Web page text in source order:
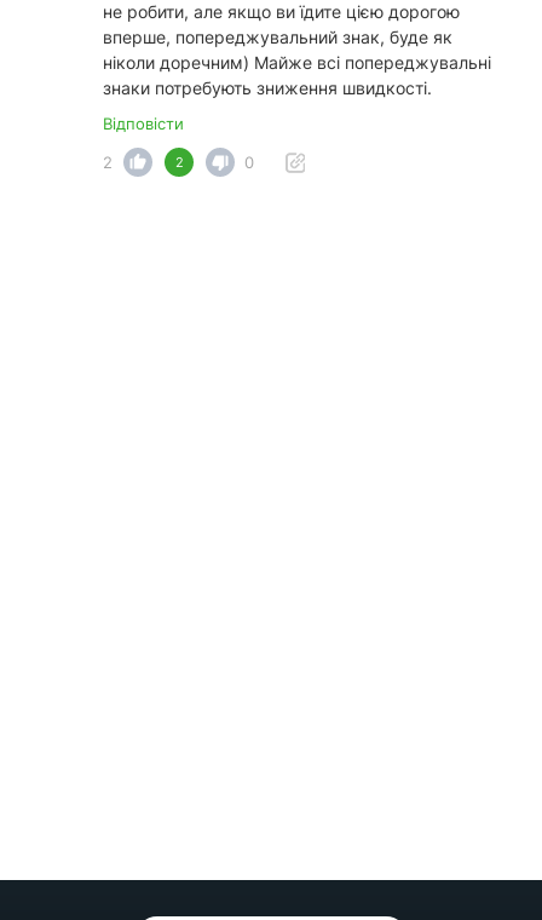
не робити, але якщо ви їдите цією дорогою
вперше, попереджувальний знак, буде як
ніколи доречним) Майже всі попереджувальні
знаки потребують зниження швидкості.
Відповісти
2
2 0